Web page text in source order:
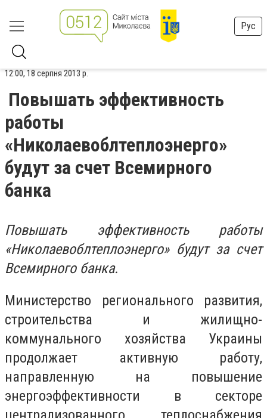
Рус
12:00, 18 серпня 2013 р.
Повышать эффективность
работы
«Николаевоблтеплоэнерго»
будут за счет Всемирного
банка
Повышать эффективность работы
«Николаевоблтеплоэнерго» будут за счет
Всемирного банка.
Министерство регионального развития,
строительства и жилищно-
коммунального хозяйства Украины
продолжает активную работу,
направленную на повышение
энергоэффективности в секторе